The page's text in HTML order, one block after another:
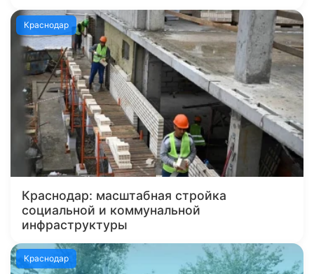
Краснодар
Краснодар: масштабная стройка
социальной и коммунальной
инфраструктуры
Краснодар